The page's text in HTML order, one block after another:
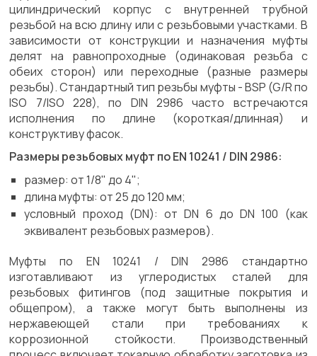
цилиндрический корпус с внутренней трубной
резьбой на всю длину или с резьбовыми участками. В
зависимости от конструкции и назначения муфты
делят на равнопроходные (одинаковая резьба с
обеих сторон) или переходные (разные размеры
резьбы). Стандартный тип резьбы муфты - BSP (G/R по
ISO 7/ISO 228), по DIN 2986 часто встречаются
исполнения по длине (короткая/длинная) и
конструктиву фасок.
Размеры резьбовых муфт по EN 10241 / DIN 2986:
размер: от 1/8" до 4";
длина муфты: от 25 до 120 мм;
условный проход (DN): от DN 6 до DN 100 (как
эквивалент резьбовых размеров).
Муфты по EN 10241 / DIN 2986 стандартно
изготавливают из углеродистых сталей для
резьбовых фитингов (под защитные покрытия и
общепром), а также могут быть выполнены из
нержавеющей стали при требованиях к
коррозионной стойкости. Производственный